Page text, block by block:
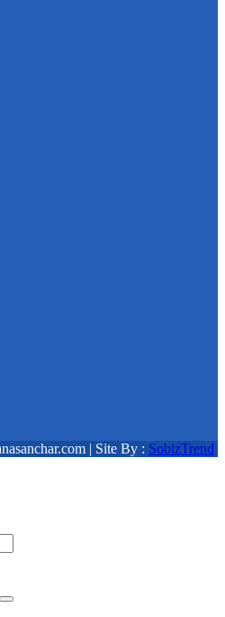
| Site By : SobizTrend